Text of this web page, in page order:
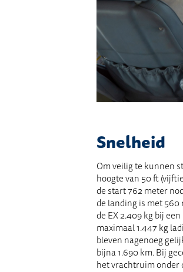
Snelheid
Om veilig te kunnen
hoogte van 50 ft
de start 762 meter
de landing is met
de EX 2.409 kg bij
maximaal 1.447 kg
bleven nagenoeg
bijna 1.690 km. Bij
het vrachtruimonder